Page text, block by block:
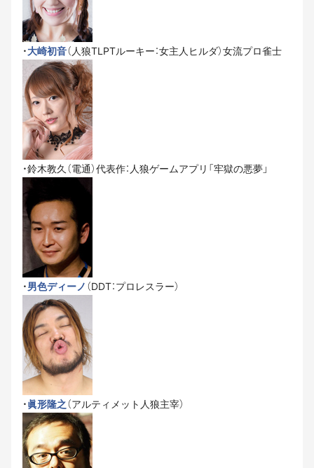
・大崎初音（人狼TLPTルーキー：女主人ヒルダ）女流プロ雀士
・鈴木教久（電通）代表作：人狼ゲームアプリ「牢獄の悪夢」
・男色ディーノ （DDT：プロレスラー）
・眞形隆之（アルティメット人狼主宰）